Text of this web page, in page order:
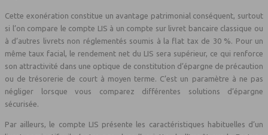
Cette exonération constitue un avantage patrimonial conséquent, surtout
si l’on compare le compte LIS à un compte sur livret bancaire classique ou
à d’autres livrets non réglementés soumis à la flat tax de 30 %. Pour un
même taux facial, le rendement net du LIS sera supérieur, ce qui renforce
son attractivité dans une optique de constitution d’épargne de précaution
ou de trésorerie de court à moyen terme. C’est un paramètre à ne pas
négliger lorsque vous comparez différentes solutions d’épargne
sécurisée.
Par ailleurs, le compte LIS présente les caractéristiques habituelles d’un